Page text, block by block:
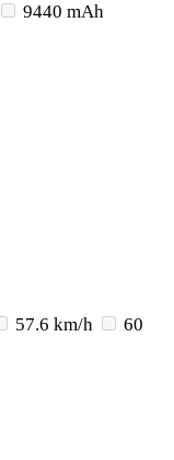
9440 mAh
57.6 km/h
60